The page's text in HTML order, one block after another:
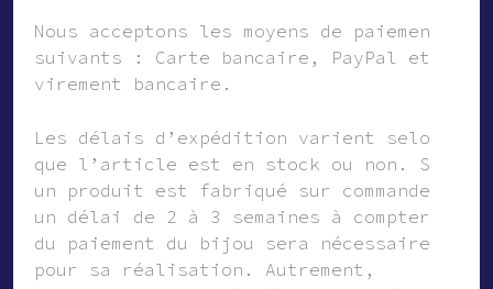
Nous acceptons les moyens de paiement
suivants : Carte bancaire, PayPal et
virement bancaire.
Les délais d’expédition varient selon
que l’article est en stock ou non. Si
un produit est fabriqué sur commande,
un délai de 2 à 3 semaines à compter
du paiement du bijou sera nécessaire
pour sa réalisation. Autrement,